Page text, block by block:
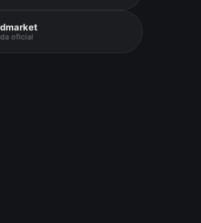
oficial